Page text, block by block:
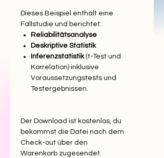
Dieses Beispiel enthält eine
Fallstudie und berichtet:
Reliabilitätsanalyse
Deskriptive Statistik
Inferenzstatistik(t-Test und
Korrelation) inklusive
Voraussetzungstests und
Testergebnissen.
Der Download ist kostenlos, du
bekommst die Datei nach dem
Check-out über den
Warenkorb zugesendet.